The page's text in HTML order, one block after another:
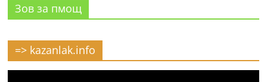
Зов за пмощ
=> kazanlak.info